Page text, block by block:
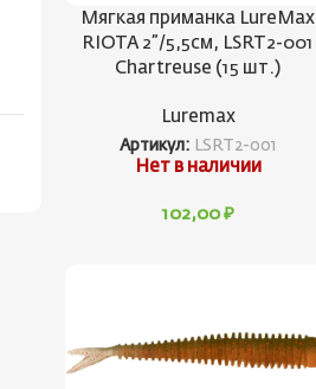
Мягкая приманка LureMax
RIOTA 2”/5,5см, LSRT2-001
Chartreuse (15 шт.)
Luremax
Артикул: LSRT2-001
Нет в наличии
102,00 ₽